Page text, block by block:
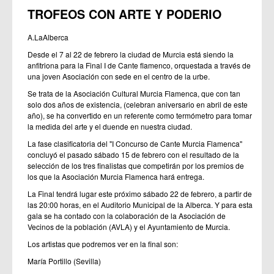
TROFEOS CON ARTE Y PODERIO
A.LaAlberca
Desde el 7 al 22 de febrero la ciudad de Murcia está siendo la
anfitriona para la Final I de Cante flamenco, orquestada a través de
una joven Asociación con sede en el centro de la urbe.
Se trata de la Asociación Cultural Murcia Flamenca, que con tan
solo dos años de existencia, (celebran aniversario en abril de este
año), se ha convertido en un referente como termómetro para tomar
la medida del arte y el duende en nuestra ciudad.
La fase clasificatoria del "I Concurso de Cante Murcia Flamenca"
concluyó el pasado sábado 15 de febrero con el resultado de la
selección de los tres finalistas que competirán por los premios de
los que la Asociación Murcia Flamenca hará entrega.
La Final tendrá lugar este próximo sábado 22 de febrero, a partir de
las 20:00 horas, en el Auditorio Municipal de la Alberca. Y para esta
gala se ha contado con la colaboración de la Asociación de
Vecinos de la población (AVLA) y el Ayuntamiento de Murcia.
Los artistas que podremos ver en la final son:
María Portillo (Sevilla)